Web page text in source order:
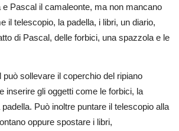
e Pascal il camaleonte, ma non mancano
il telescopio, la padella, i libri, un diario,
di Pascal, delle forbici, una spazzola e le
può sollevare il coperchio del ripiano
inserire gli oggetti come le forbici, la
Può inoltre puntare il telescopio alla
oppure spostare i libri,